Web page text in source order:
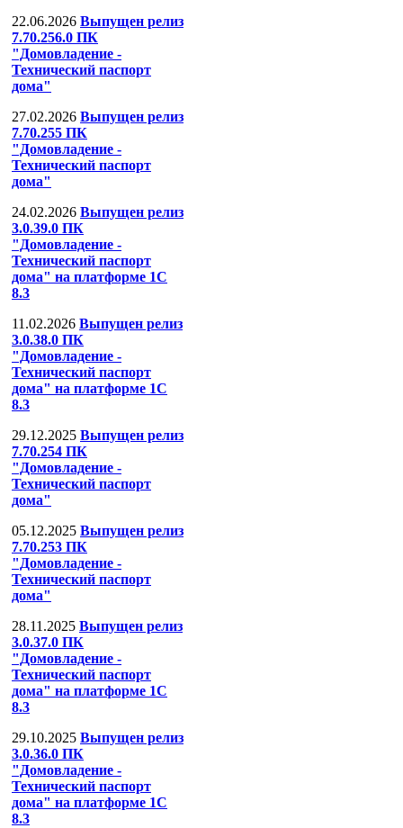
22.06.2026 Выпущен релиз
7.70.256.0 ПК
"Домовладение -
Технический паспорт
дома"
27.02.2026 Выпущен релиз
7.70.255 ПК
"Домовладение -
Технический паспорт
дома"
24.02.2026 Выпущен релиз
3.0.39.0 ПК
"Домовладение -
Технический паспорт
дома" на платформе 1С
8.3
11.02.2026 Выпущен релиз
3.0.38.0 ПК
"Домовладение -
Технический паспорт
дома" на платформе 1С
8.3
29.12.2025 Выпущен релиз
7.70.254 ПК
"Домовладение -
Технический паспорт
дома"
05.12.2025 Выпущен релиз
7.70.253 ПК
"Домовладение -
Технический паспорт
дома"
28.11.2025 Выпущен релиз
3.0.37.0 ПК
"Домовладение -
Технический паспорт
дома" на платформе 1С
8.3
29.10.2025 Выпущен релиз
3.0.36.0 ПК
"Домовладение -
Технический паспорт
дома" на платформе 1С
8.3